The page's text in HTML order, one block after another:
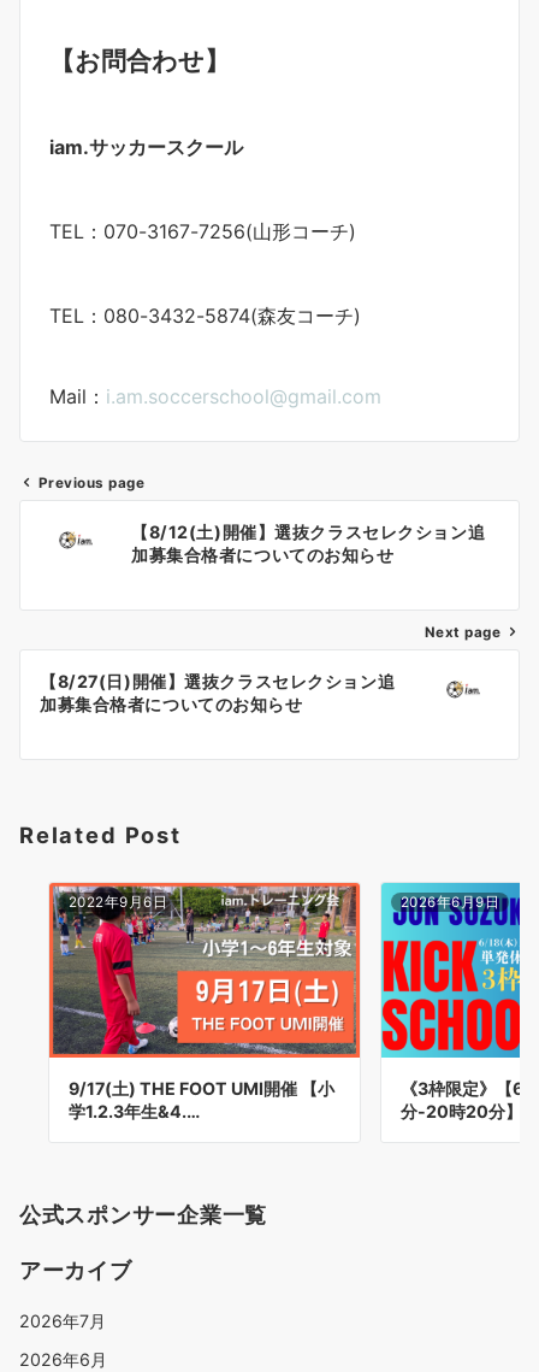
【お問合わせ】
iam.サッカースクール
TEL：070-3167-7256(山形コーチ)
TEL：080-3432-5874(森友コーチ)
Mail： i.am.soccerschool@gmail.com
ナ
ビ
シ
ン
Previous page
【8/12(土)開催】選抜クラスセレクション追
加募集合格者についてのお知らせ
Next page
【8/27(日)開催】選抜クラスセレクション追
加募集合格者についてのお知らせ
Related Post
2022年9月6日
9/17(土) THE FOOT UMI開催 【小
学1.2.3年生&4.…
2026年6月9日
《3枠限定》【
分-20時20分】
公式スポンサー企業一覧
アーカイブ
2026年7月
2026年6月